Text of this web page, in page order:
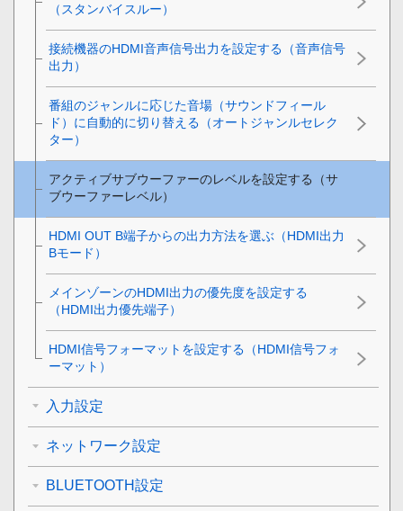
（ スタンバイスルー）
接続機器のHDMI音声信号出力を設定する（音声信号
出力 ）
番組のジャンルに応じた音場（サウンドフィール
ド）に自動的に切り替える（オートジャンルセレク
ター）
アクティブサブウーファーのレベルを設定する（サ
ブウーファーレベル）
HDMI OUT B端子からの出力方法を選ぶ（HDMI出力
Bモード）
メインゾーンのHDMI出力の優先度を設定する
（HDMI出力優先端子）
HDMI信号フォーマットを設定する（HDMI信号フォ
ーマット ）
入力設定
ネットワーク設定
BLUETOOTH設定